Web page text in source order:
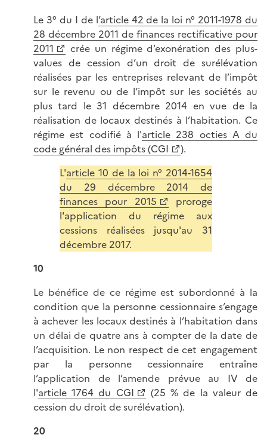
Le 3° du I de l’article 42 de la loi n° 2011-1978 du
28 décembre 2011 de finances rectificative pour
2011
crée un régime d’exonération des plus-
values de cession d’un droit de surélévation
réalisées par les entreprises relevant de l’impôt
sur le revenu ou de l’impôt sur les sociétés au
plus tard le 31 décembre 2014 en vue de la
réalisation de locaux destinés à l’habitation. Ce
régime est codifié à l'article 238 octies A du
code général des impôts (CGI
).
L'article 10 de la loi n° 2014-1654
du 29 décembre 2014 de
finances pour 2015
proroge
l'application du régime aux
cessions réalisées jusqu'au 31
décembre 2017.
10
Le bénéfice de ce régime est subordonné à la
condition que la personne cessionnaire s’engage
à achever les locaux destinés à l’habitation dans
un délai de quatre ans à compter de la date de
l’acquisition. Le non respect de cet engagement
par la personne cessionnaire entraîne
l’application de l’amende prévue au IV de
l'article 1764 du CGI
(25 % de la valeur de
cession du droit de surélévation).
20